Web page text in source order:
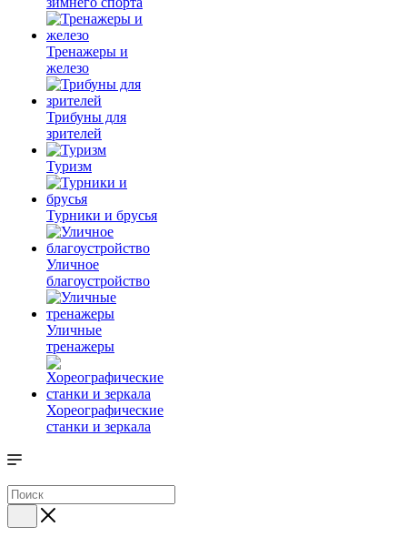
Тренажеры и
железо
Трибуны для
зрителей
Туризм
Турники и брусья
Уличное
благоустройство
Уличные
тренажеры
Хореографические
станки и зеркала